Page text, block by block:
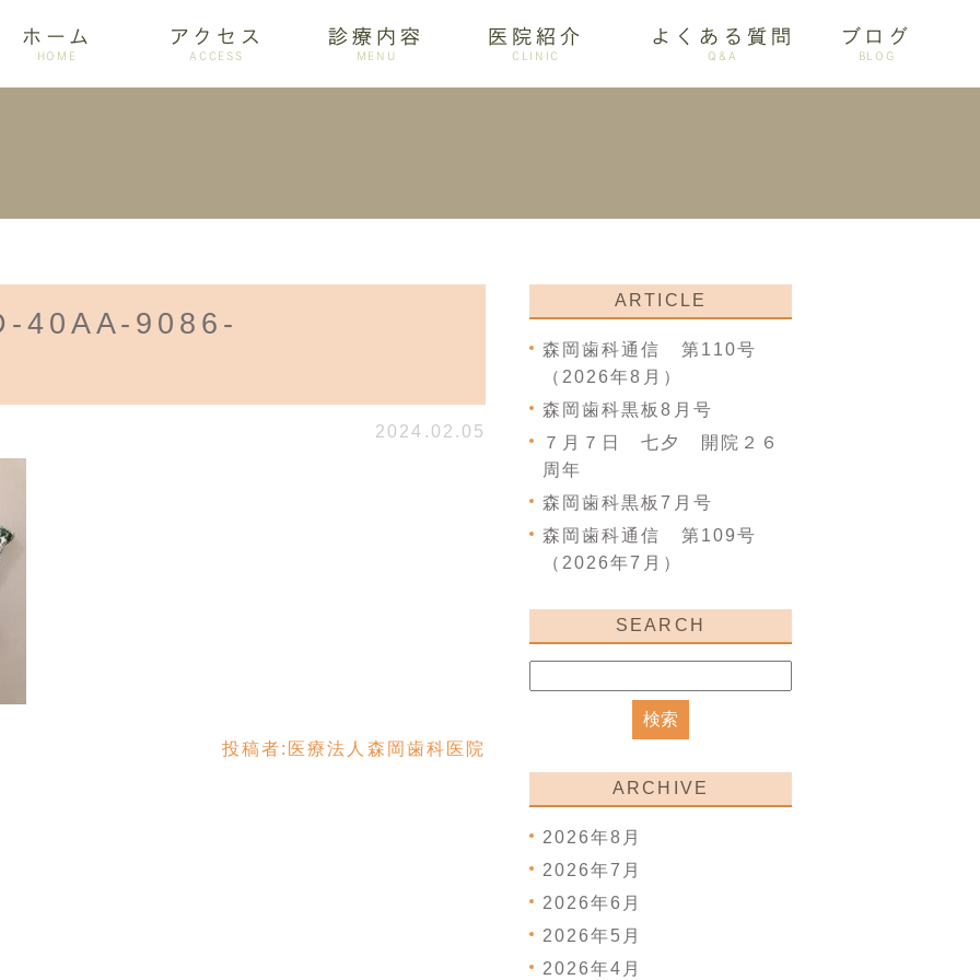
ホーム
HOME
アクセス
ACCESS
診療内容
MENU
訪問歯科 歯周病 ホワイトニング 審美歯科
医院紹介
CLINIC
設備紹介 アクセス
よくある質問
Q&A
ブログ
BLOG
グ
40AA-9086-
2024.02.05
投稿者: 医療法人森岡歯科医院
ARTICLE
森岡歯科通信 第110号
（2026年8月）
森岡歯科黒板8月号
７月７日 七夕 開院２６
周年
森岡歯科黒板7月号
森岡歯科通信 第109号
（2026年7月）
SEARCH
ARCHIVE
2026年8月
2026年7月
2026年6月
2026年5月
2026年4月